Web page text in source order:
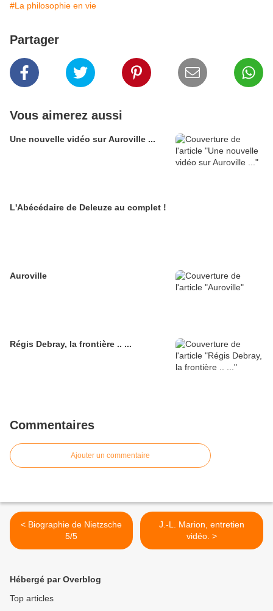
#La philosophie en vie
Partager
Vous aimerez aussi
Une nouvelle vidéo sur Auroville ...
L'Abécédaire de Deleuze au complet !
Auroville
Régis Debray, la frontière .. ...
Commentaires
Ajouter un commentaire
< Biographie de Nietzsche
5/5
J.-L. Marion, entretien
vidéo. >
Hébergé par Overblog
Top articles